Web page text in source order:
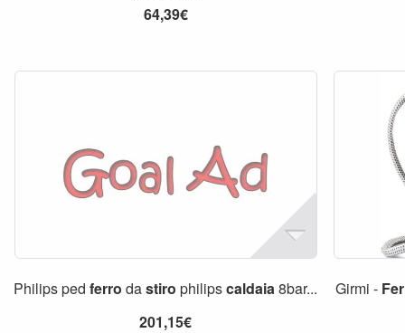
64,39€
Philips pedferro dastiro philipscaldaia8bar...
201,15€
Girmi -